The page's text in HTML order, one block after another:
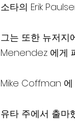
소타의 Erik
그는 또한 뉴저지
Menendez 에게
Mike Coffman 에
유타 주에서 출마